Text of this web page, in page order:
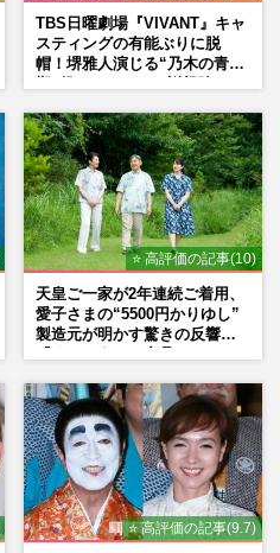
TBS日曜劇場『VIVANT』キャ
スティングの有能ぶりに脱
帽！堺雅人演じる“乃木の青年
マン長男・櫻井海音だった
⭐ 高評価の記事(10)
天皇ご一家が2年連続ご着用、
愛子さまの“5500円かりゆし”
製造元が明かす驚きの反響
⭐ 高評価の記事(9.7)